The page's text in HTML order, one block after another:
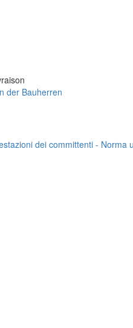
der Bauherren
dei committenti - Norma